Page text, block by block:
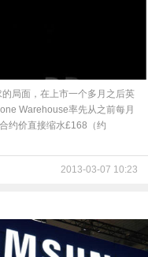
局面，在上市一个多月之后英
Warehouse率先从之前每月
约价直接缩水£168（约
2013-03-07 10:23